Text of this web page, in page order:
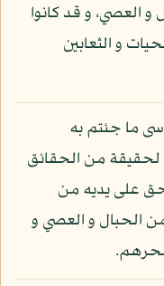
و العصي، و قد كانوا
و الثعابين
ما جئتم به
لحقيقة من الحقائق
على يديه من
الحبال و العصي و